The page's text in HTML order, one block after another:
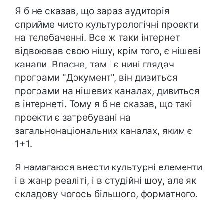
Я б не сказав, що зараз аудиторія
сприйме чисто культурологічні проекти
на телебаченні. Все ж таки інтернет
відвоював свою нішу, крім того, є нішеві
канали. Власне, там і є нині глядач
програми "Документ", він дивиться
програми на нішевих каналах, дивиться
в інтернеті. Тому я б не сказав, що такі
проекти є затребувані на
загальнонаціональних каналах, яким є
1+1.
Я намагаюся внести культурні елементи
і в жанр реаліті, і в студійні шоу, але як
складову чогось більшого, форматного.